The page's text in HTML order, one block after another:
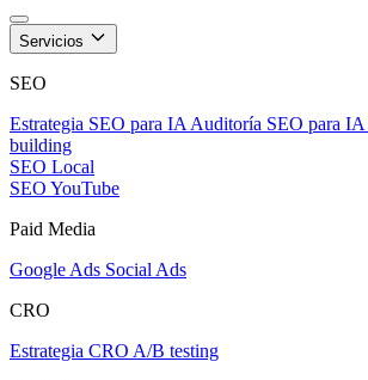
Servicios
SEO
Estrategia SEO para IA Auditoría SEO para IA
building
SEO Local
SEO YouTube
Paid Media
Google Ads Social Ads
CRO
Estrategia CRO A/B testing